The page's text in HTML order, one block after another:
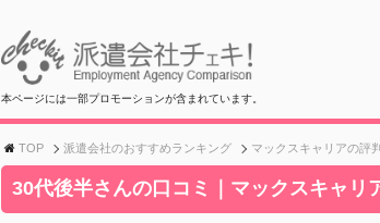
本ページには一部プロモーションが含まれています。
TOP 派遣会社のおすすめランキング マックスキャリアの評判
30代後半さんの口コミ｜マックスキャリ